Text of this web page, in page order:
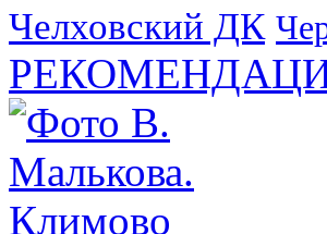
Челховский ДК